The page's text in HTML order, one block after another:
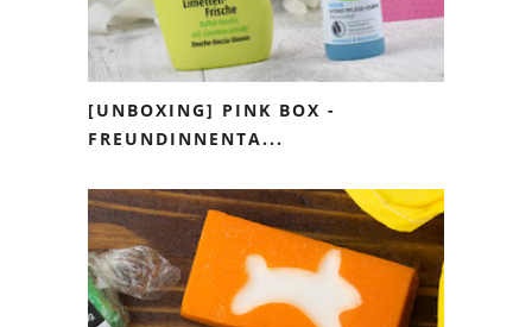
[UNBOXING] PINK BOX -
FREUNDINNENTA...